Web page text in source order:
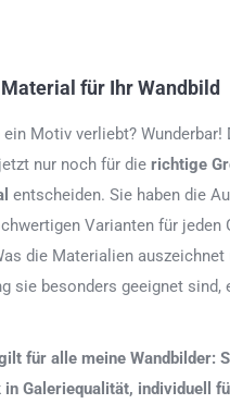
für Ihr Wandbild
Motiv verliebt? Wunderbar!
nur noch für die richtige
entscheiden. Sie haben die
Varianten für jeden
die Materialien auszeichnet
sie besonders geeignet sind,
für alle meine Wandbilder:
Galeriequalität, individuell